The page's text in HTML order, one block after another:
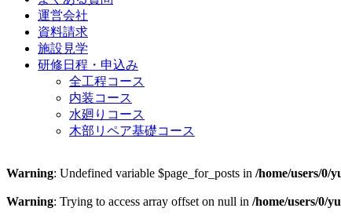
運営会社
資料請求
施設見学
研修日程・申込み
全工程コース
内装コース
水廻りコース
木部リペア基礎コース
Warning: Undefined variable $page_for_posts in /home/users/0/
Warning: Trying to access array offset on null in /home/users/0/